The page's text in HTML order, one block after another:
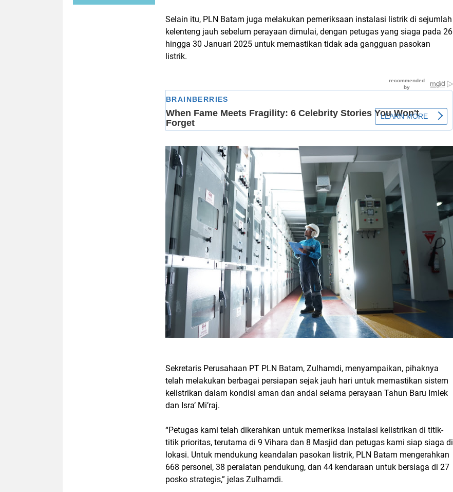
Selain itu, PLN Batam juga melakukan pemeriksaan instalasi listrik di sejumlah
kelenteng jauh sebelum perayaan dimulai, dengan petugas yang siaga pada 26
hingga 30 Januari 2025 untuk memastikan tidak ada gangguan pasokan
listrik.
Sekretaris Perusahaan PT PLN Batam, Zulhamdi, menyampaikan, pihaknya
telah melakukan berbagai persiapan sejak jauh hari untuk memastikan sistem
kelistrikan dalam kondisi aman dan andal selama perayaan Tahun Baru Imlek
dan Isra’ Mi’raj.
“Petugas kami telah dikerahkan untuk memeriksa instalasi kelistrikan di titik-
titik prioritas, terutama di 9 Vihara dan 8 Masjid dan petugas kami siap siaga di
lokasi. Untuk mendukung keandalan pasokan listrik, PLN Batam mengerahkan
668 personel, 38 peralatan pendukung, dan 44 kendaraan untuk bersiaga di 27
posko strategis,” jelas Zulhamdi.